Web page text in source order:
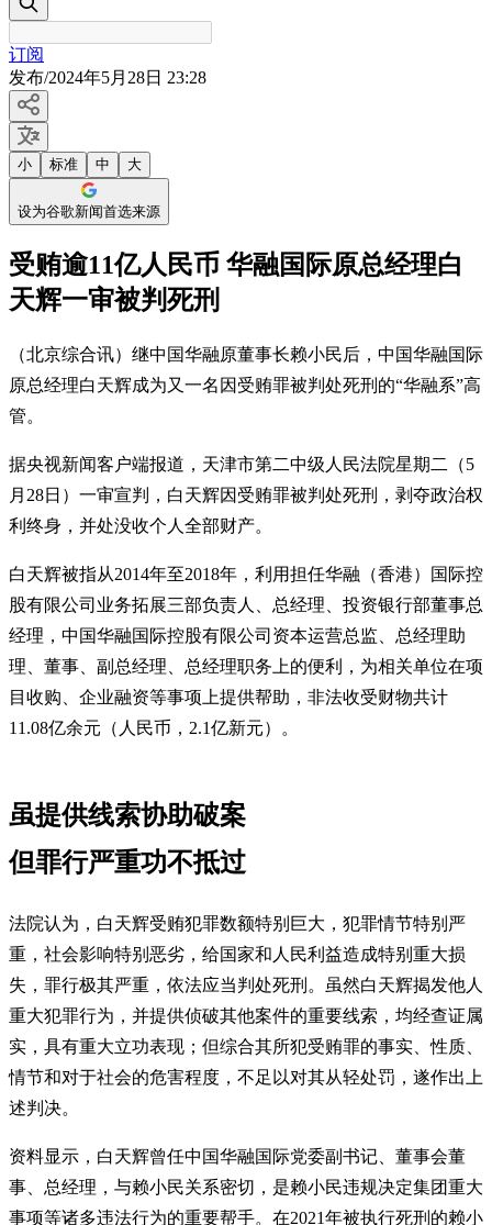
订阅
发布/2024年5月28日 23:28
小 标准 中 大
设为谷歌新闻首选来源
受贿逾11亿人民币 华融国际原总经理白
天辉一审被判死刑
（北京综合讯）继中国华融原董事长赖小民后，中国华融国际
原总经理白天辉成为又一名因受贿罪被判处死刑的“华融系”高
管。
据央视新闻客户端报道，天津市第二中级人民法院星期二（5
月28日）一审宣判，白天辉因受贿罪被判处死刑，剥夺政治权
利终身，并处没收个人全部财产。
白天辉被指从2014年至2018年，利用担任华融（香港）国际控
股有限公司业务拓展三部负责人、总经理、投资银行部董事总
经理，中国华融国际控股有限公司资本运营总监、总经理助
理、董事、副总经理、总经理职务上的便利，为相关单位在项
目收购、企业融资等事项上提供帮助，非法收受财物共计
11.08亿余元（人民币，2.1亿新元）。
虽提供线索协助破案
但罪行严重功不抵过
法院认为，白天辉受贿犯罪数额特别巨大，犯罪情节特别严
重，社会影响特别恶劣，给国家和人民利益造成特别重大损
失，罪行极其严重，依法应当判处死刑。虽然白天辉揭发他人
重大犯罪行为，并提供侦破其他案件的重要线索，均经查证属
实，具有重大立功表现；但综合其所犯受贿罪的事实、性质、
情节和对于社会的危害程度，不足以对其从轻处罚，遂作出上
述判决。
资料显示，白天辉曾任中国华融国际党委副书记、董事会董
事、总经理，与赖小民关系密切，是赖小民违规决定集团重大
事项等诸多违法行为的重要帮手。 在2021年被执行死刑的赖小